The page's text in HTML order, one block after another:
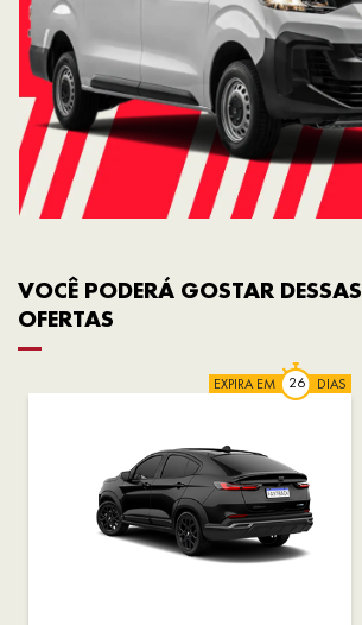
VOCÊ PODERÁ GOSTAR DESSAS
OFERTAS
EXPIRA EM DIAS